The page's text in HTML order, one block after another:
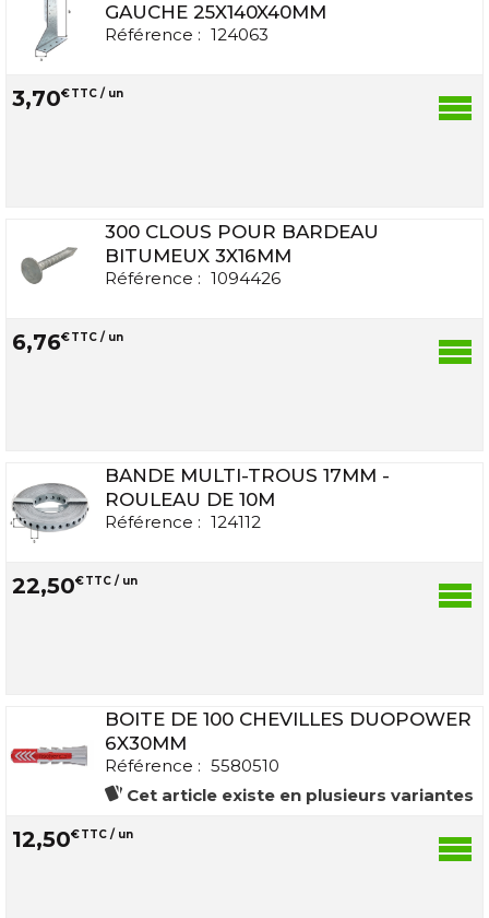
GAUCHE 25X140X40MM
Référence : 124063
3,70€TTC / un
300 CLOUS POUR BARDEAU
BITUMEUX 3X16MM
Référence : 1094426
6,76€TTC / un
BANDE MULTI-TROUS 17MM -
ROULEAU DE 10M
Référence : 124112
22,50€TTC / un
BOITE DE 100 CHEVILLES DUOPOWER
6X30MM
Référence : 5580510
Cet article existe en plusieurs variantes
12,50€TTC / un